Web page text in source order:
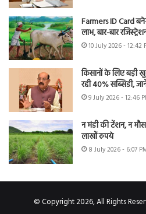
Farmers ID Card
लाभ, बार-बार
10 July 2026 - 12:42
किसानों के लिए बड़ी
रही 40% सब्सिडी,
9 July 2026 - 12:46
न मंडी की टेंशन, न
लाखों रुपये
8 July 2026 - 6:07
© Copyright 2026, All Rights